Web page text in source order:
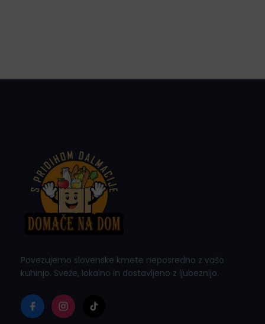
Povezujemo slovenske kmete neposredno z vašo
kuhinjo. Sveže, lokalno in dostavljeno z ljubeznijo.